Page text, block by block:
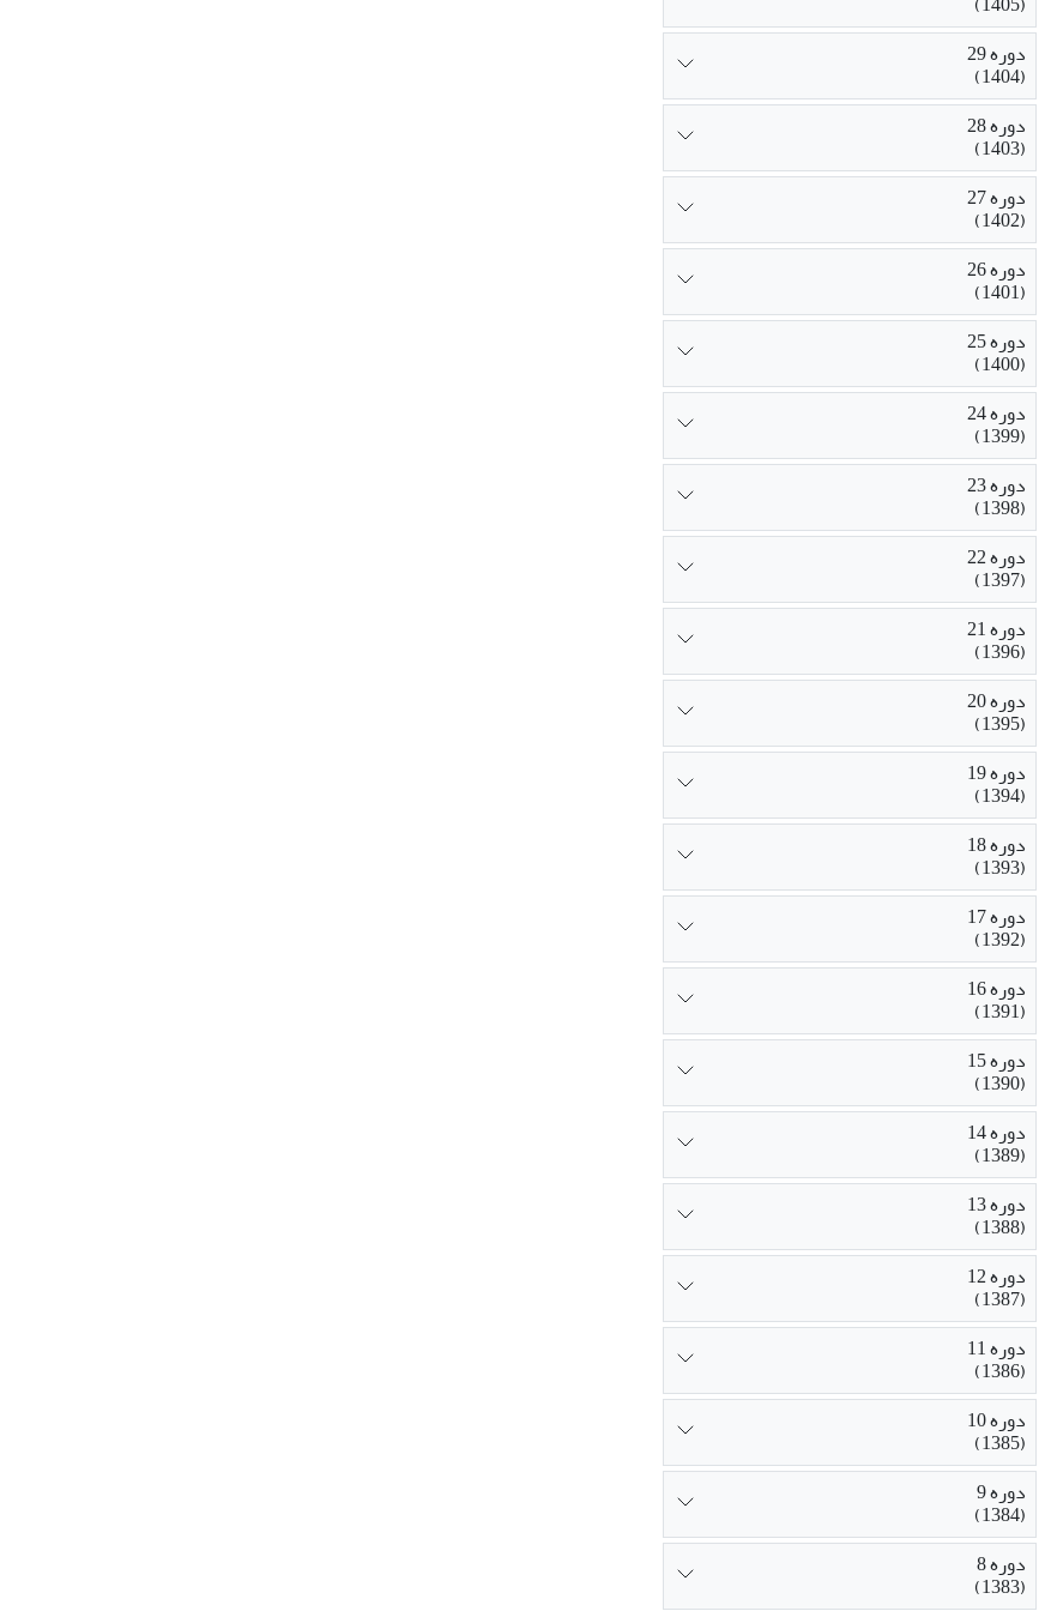
دوره 29
(1404)
دوره 28
(1403)
دوره 27
(1402)
دوره 26
(1401)
دوره 25
(1400)
دوره 24
(1399)
دوره 23
(1398)
دوره 22
(1397)
دوره 21
(1396)
دوره 20
(1395)
دوره 19
(1394)
دوره 18
(1393)
دوره 17
(1392)
دوره 16
(1391)
دوره 15
(1390)
دوره 14
(1389)
دوره 13
(1388)
دوره 12
(1387)
دوره 11
(1386)
دوره 10
(1385)
دوره 9
(1384)
دوره 8
(1383)